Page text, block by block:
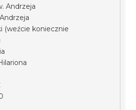
Andrzeja
(weźcie koniecznie